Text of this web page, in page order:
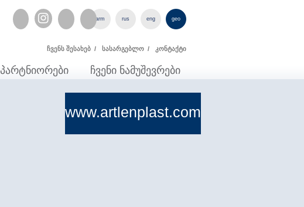
Instagram arm rus eng geo
ჩვენს შესახებ / სასარგებლო / კონტაქტი
პარტნიორები ჩვენი ნამუშევრები
www.artlenplast.com